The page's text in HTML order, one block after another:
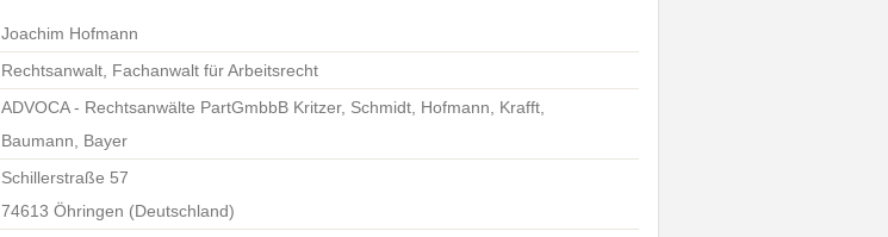
Joachim Hofmann
Rechtsanwalt, Fachanwalt für Arbeitsrecht
ADVOCA - Rechtsanwälte PartGmbbB Kritzer, Schmidt, Hofmann, Krafft,
Baumann, Bayer
Schillerstraße 57
74613 Öhringen (Deutschland)